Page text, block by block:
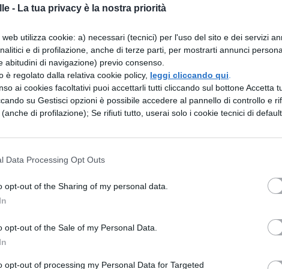
- La tua privacy è la nostra priorità
utilizza cookie: a) necessari (tecnici) per l'uso del sito e dei servizi
e di profilazione, anche di terze parti, per mostrarti annunci
abitudini di navigazione) previo consenso.
è regolato dalla relativa cookie policy, leggi cliccando qui
ai cookies facoltativi puoi accettarli tutti cliccando sul bottone Accetta
su Gestisci opzioni è possibile accedere al pannello di controllo e
di profilazione); Se rifiuti tutto, userai solo i cookie tecnici di default.
Data Processing Opt Outs
opt-out of the Sharing of my personal data.
opt-out of the Sale of my Personal Data.
opt-out of processing my Personal Data for Targeted
flotta, si era comportato in guerra con molta
che fosse giunta notizia di questo ai suoi
testimoniasse per lui presso gli efori con
la guerra e avesse trattato gli alleati, e che
questione; sosteneva che grande sarebbe stata
promise che lo avrebbe fatto
un grosso libro in cui lo esaltò con grandissimi
e approvato questo libro, mentre veniva
altro già sigillato, di uguale grandezza e di tale
in cui molto minuziosamente aveva
perfidia. 3. Lisandro, ritornato da qui in patria,
quello che aveva voluto ottenere dalle sue
dato da Farnabazo. Gli efori, dopo che